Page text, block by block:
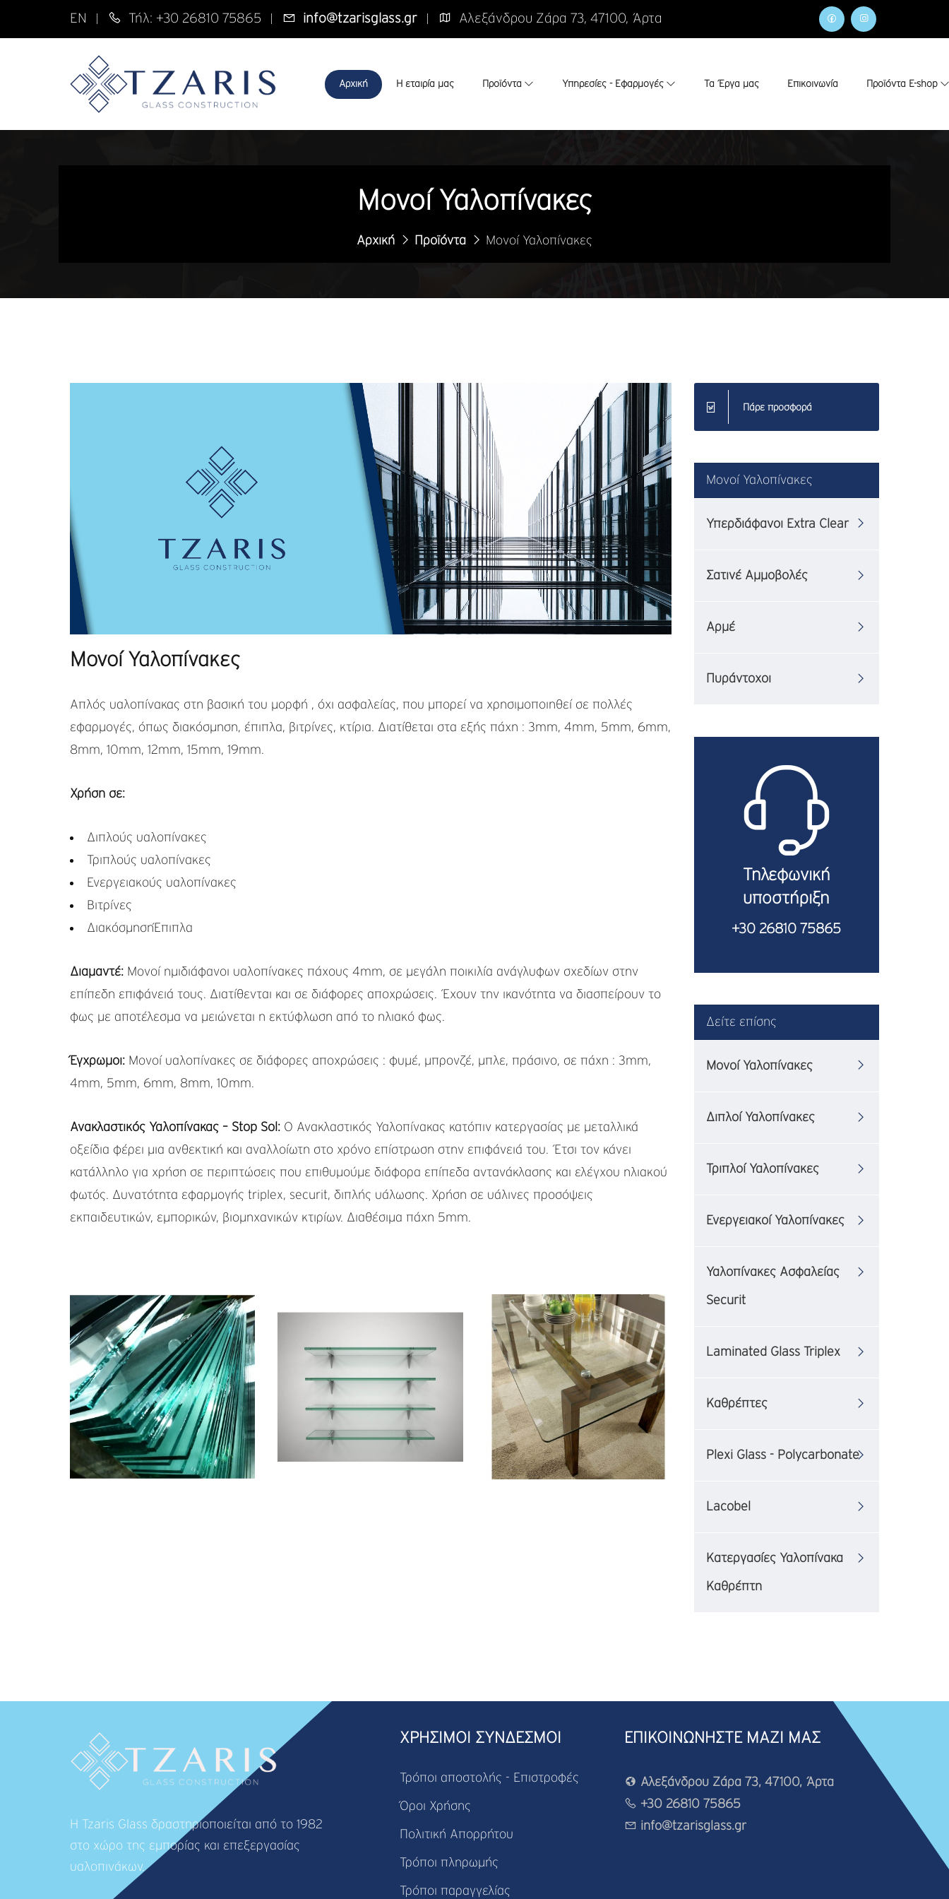
EN Τήλ: +30 26810 75865 info@tzarisglass.gr Αλεξάνδρου Ζάρα 73, 47100, Άρτα
Αρχική Η εταιρία μας Προϊόντα Υπηρεσίες - Εφαρμογές Τα Έργα μας Επικοινωνία Προϊόντα E-shop
Μονοί Υαλοπίνακες
Αρχική Προϊόντα Μονοί Υαλοπίνακες
Μονοί Υαλοπίνακες
Απλός υαλοπίνακας στη βασική του μορφή , όχι ασφαλείας, που μπορεί να χρησιμοποιηθεί σε πολλές
εφαρμογές, όπως διακόσμηση, έπιπλα, βιτρίνες, κτίρια. Διατίθεται στα εξής πάχη : 3mm, 4mm, 5mm, 6mm,
8mm, 10mm, 12mm, 15mm, 19mm.
Χρήση σε:
Διπλούς υαλοπίνακες
Τριπλούς υαλοπίνακες
Ενεργειακούς υαλοπίνακες
Βιτρίνες
ΔιακόσμησηΈπιπλα
Διαμαντέ: Μονοί ημιδιάφανοι υαλοπίνακες πάχους 4mm, σε μεγάλη ποικιλία ανάγλυφων σχεδίων στην
επίπεδη επιφάνειά τους. Διατίθενται και σε διάφορες αποχρώσεις. Έχουν την ικανότητα να διασπείρουν το
φως με αποτέλεσμα να μειώνεται η εκτύφλωση από το ηλιακό φως.
Έγχρωμοι: Μονοί υαλοπίνακες σε διάφορες αποχρώσεις : φυμέ, μπρονζέ, μπλε, πράσινο, σε πάχη : 3mm,
4mm, 5mm, 6mm, 8mm, 10mm.
Ανακλαστικός Υαλοπίνακας – Stop Sol: Ο Ανακλαστικός Υαλοπίνακας κατόπιν κατεργασίας με μεταλλικά
οξείδια φέρει μια ανθεκτική και αναλλοίωτη στο χρόνο επίστρωση στην επιφάνειά του. Έτσι τον κάνει
κατάλληλο για χρήση σε περιπτώσεις που επιθυμούμε διάφορα επίπεδα αντανάκλασης και ελέγχου ηλιακού
φωτός. Δυνατότητα εφαρμογής triplex, securit, διπλής υάλωσης. Χρήση σε υάλινες προσόψεις
εκπαιδευτικών, εμπορικών, βιομηχανικών κτιρίων. Διαθέσιμα πάχη 5mm.
Πάρε προσφορά
Μονοί Υαλοπίνακες
Υπερδιάφανοι Extra Clear
Σατινέ Αμμοβολές
Αρμέ
Πυράντοχοι
Τηλεφωνική
υποστήριξη
+30 26810 75865
Δείτε επίσης
Μονοί Υαλοπίνακες
Διπλοί Υαλοπίνακες
Τριπλοί Υαλοπίνακες
Ενεργειακοί Υαλοπίνακες
Υαλοπίνακες Ασφαλείας
Securit
Laminated Glass Triplex
Καθρέπτες
Plexi Glass - Polycarbonate
Lacobel
Κατεργασίες Υαλοπίνακα
Καθρέπτη
Η Tzaris Glass δραστηριοποιείται από το 1982
στο χώρο της εμπορίας και επεξεργασίας
υαλοπινάκων.
ΧΡΗΣΙΜΟΙ ΣΥΝΔΕΣΜΟΙ
Τρόποι αποστολής - Επιστροφές
Όροι Χρήσης
Πολιτική Απορρήτου
Τρόποι πληρωμής
Τρόποι παραγγελίας
ΕΠΙΚΟΙΝΩΝΗΣΤΕ ΜΑΖΙ ΜΑΣ
Αλεξάνδρου Ζάρα 73, 47100, Άρτα
+30 26810 75865
info@tzarisglass.gr